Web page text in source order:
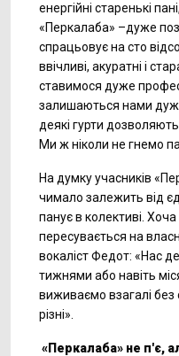
енергійні старенькі
«Перкалаба» –дуже
спрацьовує на сто
ввічливі, акуратні і
ставимося дуже
залишаються нами
деякі гурти
Ми ж ніколи не гнемо
На думку учасників
чимало залежить від
панує в колективі.
пересувається на
вокаліст Федот: «Нас
тижнями або навіть
виживаємо взагалі без
різні».
«Перкалаба» не п'є,